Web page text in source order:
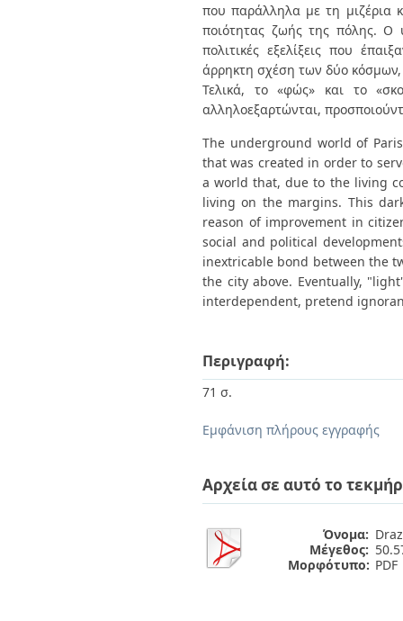
που παράλληλα με τη μιζέρια
ποιότητας ζωής της πόλης. Ο
πολιτικές εξελίξεις που
άρρηκτη σχέση των δύο κόσμων,
Τελικά, το «φώς» και το
αλληλοεξαρτώνται,
The underground world of
that was created in order to
a world that, due to the living
living on the margins. This
reason of improvement in
social and political
inextricable bond between the
the city above. Eventually,
interdependent, pretend
Περιγραφή:
71 σ.
Εμφάνιση πλήρους εγγραφής
Αρχεία σε αυτό το
Όνομα:
Μέγεθος:
Μορφότυπο: PDF